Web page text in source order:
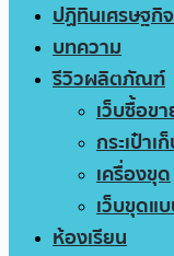
ปฏิทินเศรษฐกิจ
บทความ
รีวิวผลิตภัณฑ์
เว็บซื้อข
กระเป๋า
เครื่องขุด
เว็บขุดแ
ห้องเรียน